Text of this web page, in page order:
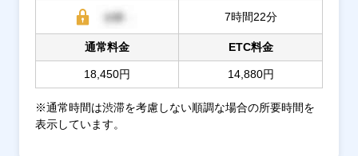
7時間22分
通常料金
18,450円
ETC料金
14,880円
※通常時間は渋滞を考慮しない順調な場合の所要時間を
表示しています。